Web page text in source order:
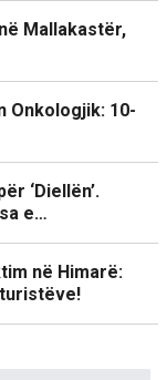
Mallakastër,
Onkologjik: 10-
‘Diellën’.
e…
në Himarë: